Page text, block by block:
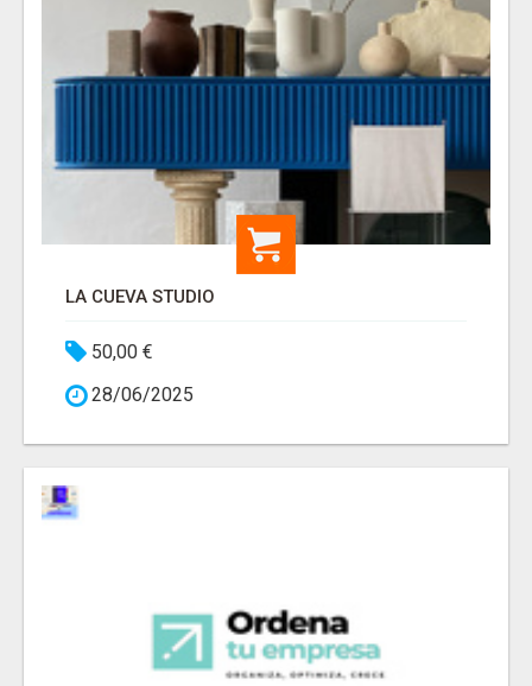
LA CUEVA STUDIO
50,00 €
28/06/2025